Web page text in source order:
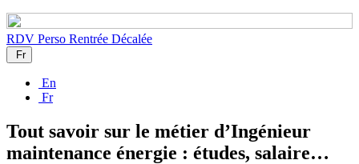
RDV Perso Rentrée Décalée
Fr
En
Fr
Tout savoir sur le métier d’Ingénieur
maintenance énergie : études, salaire…